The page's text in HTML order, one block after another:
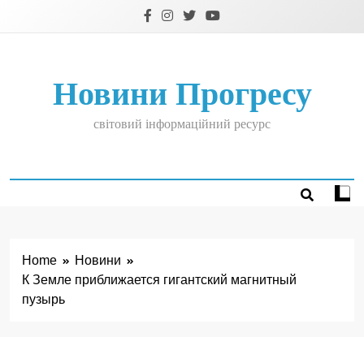
Новини Прогресу
світовий інформаційний ресурс
Home
Новини
К Земле приближается гигантский магнитный
пузырь